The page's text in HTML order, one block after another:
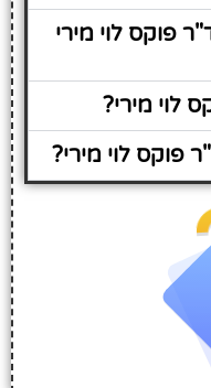
פוקס לוי מירי
מירי?
לוי מירי?